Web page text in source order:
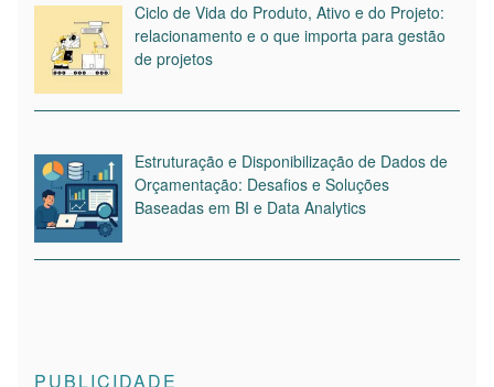
Ciclo de Vida do Produto, Ativo e do Projeto:
relacionamento e o que importa para gestão
de projetos
Estruturação e Disponibilização de Dados de
Orçamentação: Desafios e Soluções
Baseadas em BI e Data Analytics
PUBLICIDADE